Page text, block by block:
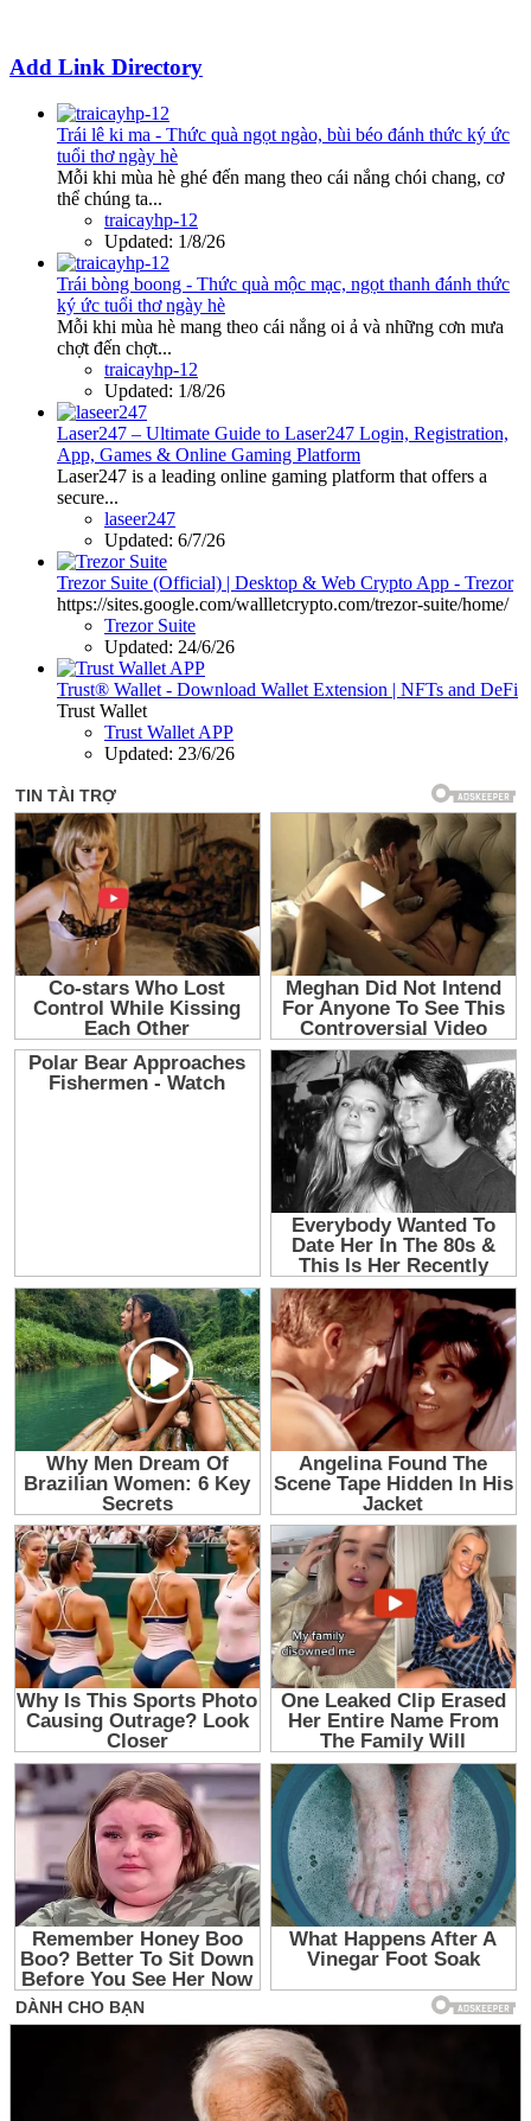
Add Link Directory
Trái lê ki ma - Thức quà ngọt ngào, bùi béo đánh thức ký ức
tuổi thơ ngày hè
Mỗi khi mùa hè ghé đến mang theo cái nắng chói chang, cơ
thể chúng ta...
traicayhp-12
Updated: 1/8/26
Trái bòng boong - Thức quà mộc mạc, ngọt thanh đánh thức
ký ức tuổi thơ ngày hè
Mỗi khi mùa hè mang theo cái nắng oi ả và những cơn mưa
chợt đến chợt...
traicayhp-12
Updated: 1/8/26
Laser247 – Ultimate Guide to Laser247 Login, Registration,
App, Games & Online Gaming Platform
Laser247 is a leading online gaming platform that offers a
secure...
laseer247
Updated: 6/7/26
Trezor Suite (Official) | Desktop & Web Crypto App - Trezor
https://sites.google.com/wallletcrypto.com/trezor-suite/home/
Trezor Suite
Updated: 24/6/26
Trust® Wallet - Download Wallet Extension | NFTs and DeFi
Trust Wallet
Trust Wallet APP
Updated: 23/6/26